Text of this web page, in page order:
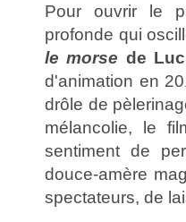
Pour ouvrir le
profonde qui
le morse de
d'animation en
drôle de
mélancolie, le
sentiment de
douce-amère
spectateurs, de